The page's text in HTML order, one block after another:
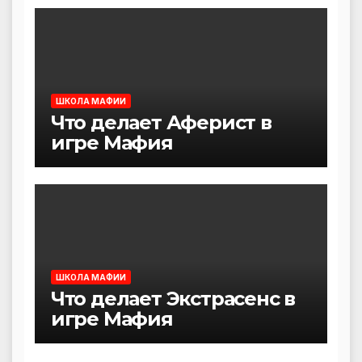
ШКОЛА МАФИИ
Что делает Аферист в
игре Мафия
ШКОЛА МАФИИ
Что делает Экстрасенс в
игре Мафия